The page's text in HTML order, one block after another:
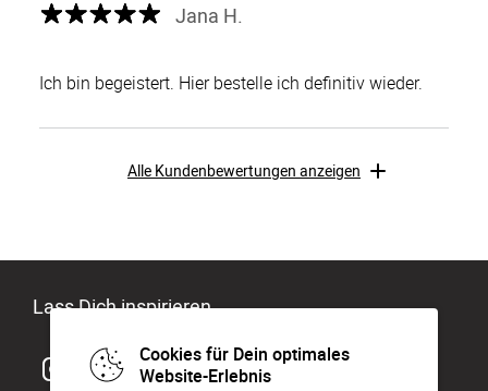
Cookies für Dein optimales
Website-Erlebnis
Jana H.
Ich bin begeistert. Hier bestelle ich definitiv wieder.
Alle Kundenbewertungen anzeigen
Lass Dich inspirieren